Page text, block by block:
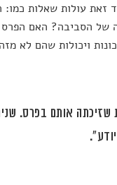
זאת עולות שאלות
של הסביבה? האם
ויכולות שהם לא
אותם בפרס.